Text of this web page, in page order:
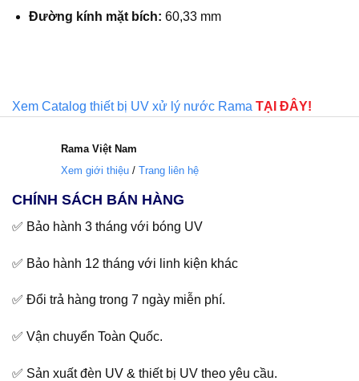
Đường kính mặt bích: 60,33 mm
Xem Catalog thiết bị UV xử lý nước Rama TẠI ĐÂY!
RamaViệt Nam
Xem giới thiệu/ Trang liên hệ
CHÍNH SÁCH BÁN HÀNG
✅ Bảo hành 3 tháng với bóng UV
✅ Bảo hành 12 tháng với linh kiện khác
✅ Đổi trả hàng trong 7 ngày miễn phí.
✅ Vận chuyển Toàn Quốc.
✅ Sản xuất đèn UV & thiết bị UV theo yêu cầu.